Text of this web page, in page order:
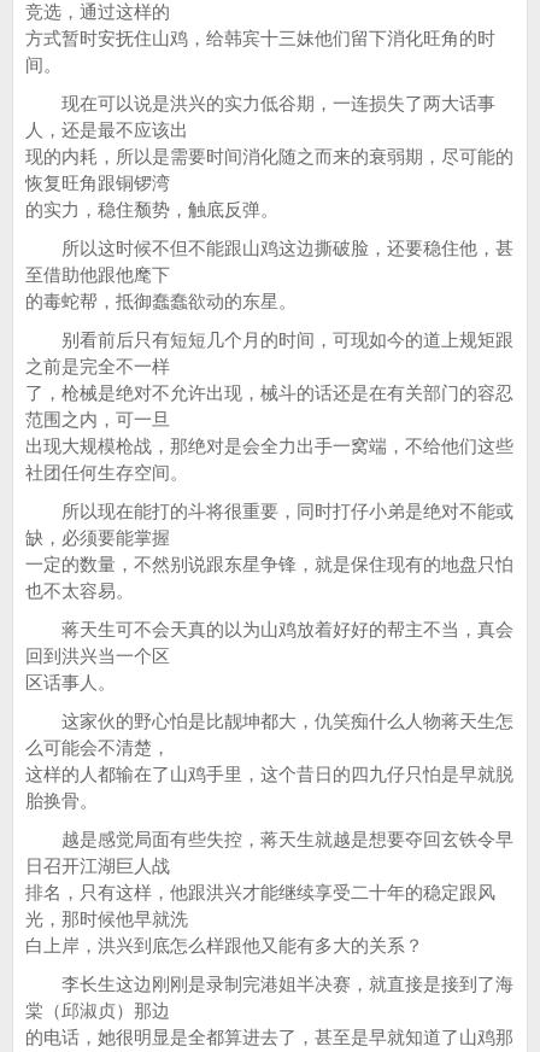
竞选，通过这样的
方式暂时安抚住山鸡，给韩宾十三妹他们留下消化旺角的时
间。
现在可以说是洪兴的实力低谷期，一连损失了两大话事
人，还是最不应该出
现的内耗，所以是需要时间消化随之而来的衰弱期，尽可能的
恢复旺角跟铜锣湾
的实力，稳住颓势，触底反弹。
所以这时候不但不能跟山鸡这边撕破脸，还要稳住他，甚
至借助他跟他麾下
的毒蛇帮，抵御蠢蠢欲动的东星。
别看前后只有短短几个月的时间，可现如今的道上规矩跟
之前是完全不一样
了，枪械是绝对不允许出现，械斗的话还是在有关部门的容忍
范围之内，可一旦
出现大规模枪战，那绝对是会全力出手一窝端，不给他们这些
社团任何生存空间。
所以现在能打的斗将很重要，同时打仔小弟是绝对不能或
缺，必须要能掌握
一定的数量，不然别说跟东星争锋，就是保住现有的地盘只怕
也不太容易。
蒋天生可不会天真的以为山鸡放着好好的帮主不当，真会
回到洪兴当一个区
区话事人。
这家伙的野心怕是比靓坤都大，仇笑痴什么人物蒋天生怎
么可能会不清楚，
这样的人都输在了山鸡手里，这个昔日的四九仔只怕是早就脱
胎换骨。
越是感觉局面有些失控，蒋天生就越是想要夺回玄铁令早
日召开江湖巨人战
排名，只有这样，他跟洪兴才能继续享受二十年的稳定跟风
光，那时候他早就洗
白上岸，洪兴到底怎么样跟他又能有多大的关系？
李长生这边刚刚是录制完港姐半决赛，就直接是接到了海
棠（邱淑贞）那边
的电话，她很明显是全都算进去了，甚至是早就知道了山鸡那